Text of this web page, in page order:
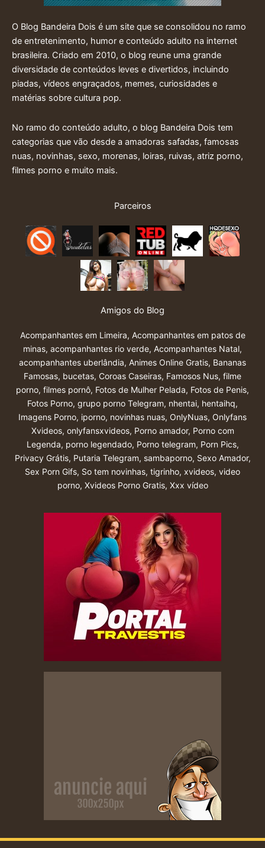
O Blog Bandeira Dois é um site que se consolidou no ramo
de entretenimento, humor e conteúdo adulto na internet
brasileira. Criado em 2010, o blog reune uma grande
diversidade de conteúdos leves e divertidos, incluindo
piadas, vídeos engraçados, memes, curiosidades e
matérias sobre cultura pop.
No ramo do conteúdo adulto, o blog Bandeira Dois tem
categorias que vão desde a amadoras safadas, famosas
nuas, novinhas, sexo, morenas, loiras, ruivas, atriz porno,
filmes porno e muito mais.
Parceiros
Amigos do Blog
Acompanhantes em Limeira, Acompanhantes em patos de
minas, acompanhantes rio verde, Acompanhantes Natal,
acompanhantes uberlândia, Animes Online Gratis, Bananas
Famosas, bucetas, Coroas Caseiras, Famosos Nus, filme
porno, filmes pornô, Fotos de Mulher Pelada, Fotos de Penis,
Fotos Porno, grupo porno Telegram, nhentai, hentaihq,
Imagens Porno, iporno, novinhas nuas, OnlyNuas, Onlyfans
Xvideos, onlyfansxvideos, Porno amador, Porno com
Legenda, porno legendado, Porno telegram, Porn Pics,
Privacy Grátis, Putaria Telegram, sambaporno, Sexo Amador,
Sex Porn Gifs, So tem novinhas, tigrinho, xvideos, video
porno, Xvideos Porno Gratis, Xxx vídeo